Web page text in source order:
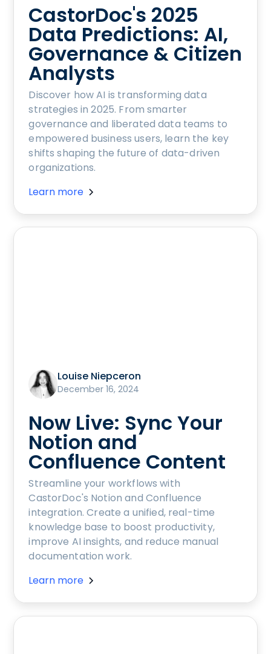
CastorDoc's 2025
Data Predictions: AI,
Governance & Citizen
Analysts
Discover how AI is transforming data
strategies in 2025. From smarter
governance and liberated data teams to
empowered business users, learn the key
shifts shaping the future of data-driven
organizations.
Learn more
Louise Niepceron
December 16, 2024
Now Live: Sync Your
Notion and
Confluence Content
Streamline your workflows with
CastorDoc's Notion and Confluence
integration. Create a unified, real-time
knowledge base to boost productivity,
improve AI insights, and reduce manual
documentation work.
Learn more